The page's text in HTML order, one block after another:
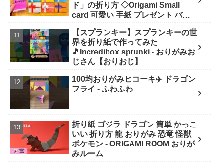
ド」の折り方 ◇Origami Small
card 可愛い 手紙 プレゼント バレ
スマス◇ - おりがみぷらざ Origami-
plaza
【スプランキー】スプランキーの世
界を折り紙で作ってみた
🎵Incredibox sprunki - おりがみお
じさん【おりおじ】
100均おりがみヒコーキ✈️ ドラゴン
フライ - ふわふわ
折り紙 ゴジラ ドラゴン 簡単 かっこ
いい 折り方 龍 おりがみ 恐竜 怪獣
ポケモン - ORIGAMI ROOM おりが
みルーム